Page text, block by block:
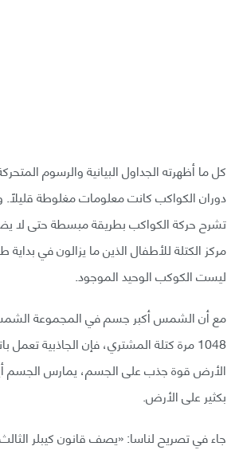
كل ما أظهرته الجداول البيانية والرسوم
دوران الكواكب كانت معلومات مغلوطة قليلًا.
تشرح حركة الكواكب بطريقة مبسطة حتى لا
مركز الكتلة للأطفال الذين ما يزالون في
ليست الكوكب الوحيد الموجود.
مع أن الشمس أكبر جسم في المجموعة
1048 مرة كتلة المشتري، فإن الجاذبية
الأرض قوة جذب على الجسم، يمارس الجسم
بكثير على الأرض.
جاء في تصريح لناسا: «يصف قانون كيبلر